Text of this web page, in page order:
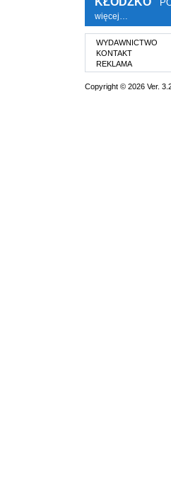
więcej…
WYDAWNICTWO
KONTAKT
REKLAMA
Copyright © 2026 Ver.